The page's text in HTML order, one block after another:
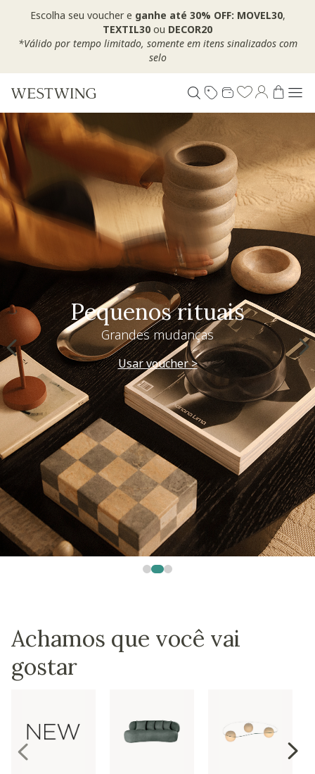
Escolha seu voucher e ganhe até 30% OFF: MOVEL30,
TEXTIL30 ou DECOR20
*Válido por tempo limitado, somente em itens sinalizados com
selo
Pequenos rituais
Grandes mudanças
Usar voucher >
Achamos que você vai
gostar